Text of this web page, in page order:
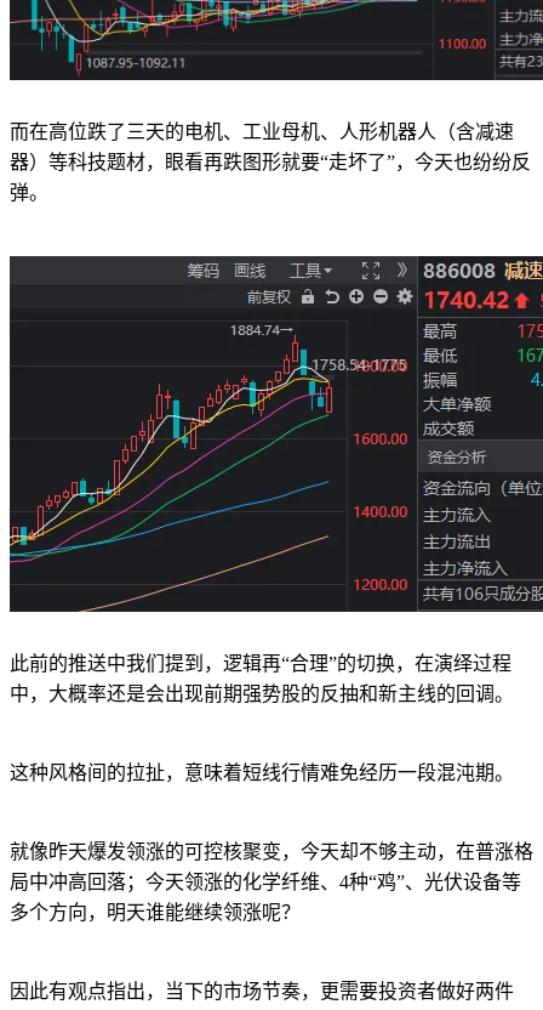
而在高位跌了三天的电机、工业母机、人形机器人（含减速
器）等科技题材，眼看再跌图形就要“走坏了”，今天也纷纷反
弹。
此前的推送中我们提到，逻辑再“合理”的切换，在演绎过程
中，大概率还是会出现前期强势股的反抽和新主线的回调。
这种风格间的拉扯，意味着短线行情难免经历一段混沌期。
就像昨天爆发领涨的可控核聚变，今天却不够主动，在普涨格
局中冲高回落；今天领涨的化学纤维、4种“鸡”、光伏设备等
多个方向，明天谁能继续领涨呢？
因此有观点指出，当下的市场节奏，更需要投资者做好两件